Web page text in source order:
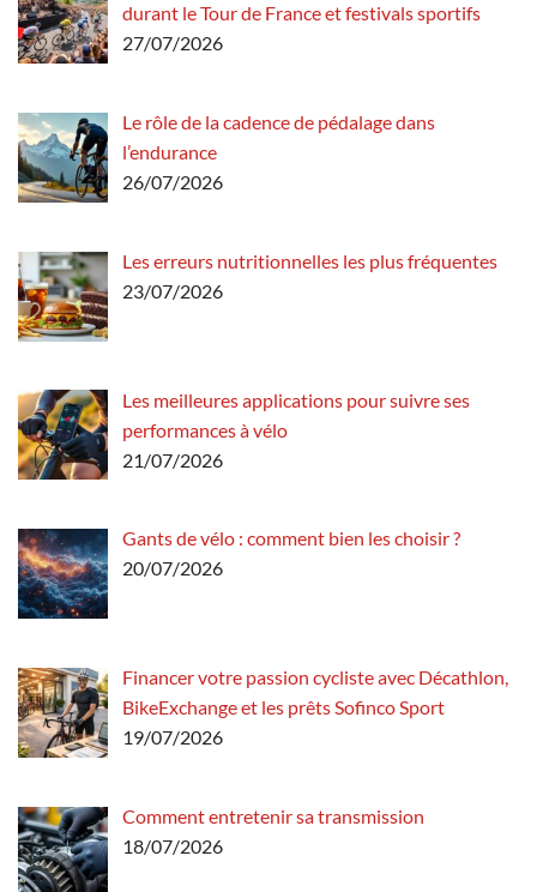
durant le Tour de France et festivals sportifs
27/07/2026
Le rôle de la cadence de pédalage dans
l’endurance
26/07/2026
Les erreurs nutritionnelles les plus fréquentes
23/07/2026
Les meilleures applications pour suivre ses
performances à vélo
21/07/2026
Gants de vélo : comment bien les choisir ?
20/07/2026
Financer votre passion cycliste avec Décathlon,
BikeExchange et les prêts Sofinco Sport
19/07/2026
Comment entretenir sa transmission
18/07/2026